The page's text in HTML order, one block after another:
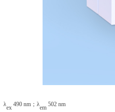
λ
ex
490 nm；λ
em
502 nm